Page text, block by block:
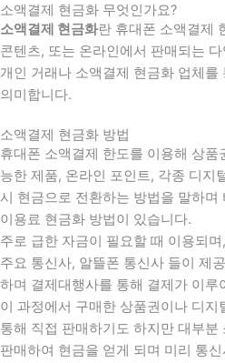
소액결제 현금화 무엇인가요?
소액결제 현금화란 휴대폰 소액결제
콘텐츠, 또는 온라인에서 판매되는
개인 거래나 소액결제 현금화 업체
의미합니다.
소액결제 현금화 방법
휴대폰 소액결제 한도를 이용해 상
능한 제품, 온라인 포인트, 각종 디지
시 현금으로 전환하는 방법을 말하
이용료 현금화 방법이 있습니다.
주로 급한 자금이 필요할 때 이용되
주요 통신사, 알뜰폰 통신사 들이 제
하며 결제대행사를 통해 결제가 이루
이 과정에서 구매한 상품권이나 디
통해 직접 판매하기도 하지만 대부분
판매하여 현금을 얻게 되며 미리 통